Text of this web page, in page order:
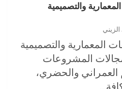
والتصميمية
المعمارية والتصميمية
المشروعات
العمراني والحضري،